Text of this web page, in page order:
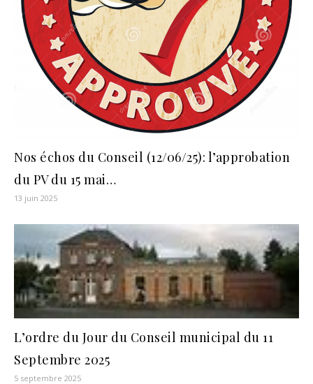
Nos échos du Conseil (12/06/25): l’approbation
du PV du 15 mai…
13 juin 2025
L’ordre du Jour du Conseil municipal du 11
Septembre 2025
5 septembre 2025